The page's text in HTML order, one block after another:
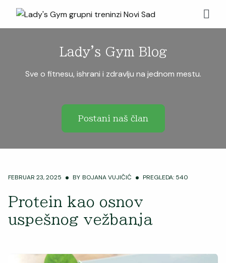
Lady's Gym Blog
Sve o fitnesu, ishrani i zdravlju na jednom mestu.
Postani naš član
FEBRUAR 23, 2025 BY BOJANA VUJIČIĆ PREGLEDA: 540
Protein kao osnov
uspešnog vežbanja